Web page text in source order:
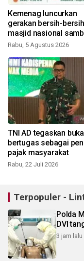
Kemenag luncurkan
gerakan bersih-bersih
masjid nasional
HUT ke-81 RI
Rabu, 5 Agustus 2026
TNI AD tegaskan
bertugas sebagai
pajak masyarakat
Rabu, 22 Juli 2026
Terpopuler -
Polda
DVI
3 jam lalu